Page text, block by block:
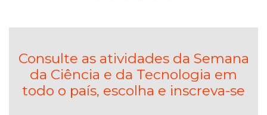
Consulte as atividades da Semana
da Ciência e da Tecnologia em
todo o país, escolha e inscreva-se